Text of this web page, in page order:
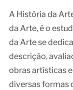
A História da
da Arte, é o
da Arte se
descrição,
obras artísticas
diversas formas